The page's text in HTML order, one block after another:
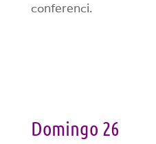
conferenci.
Domingo 26